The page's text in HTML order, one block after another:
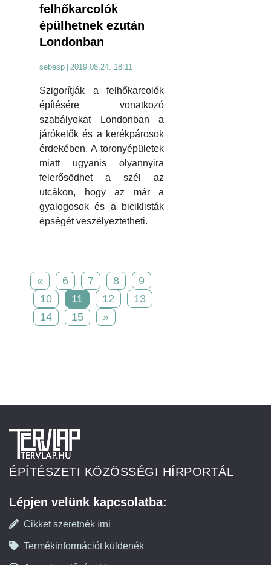
felhőkarcolók
épülhetnek ezután
Londonban
sebesp 2019.08.24. 18:11
Szigorítják a felhőkarcolók
építésére vonatkozó
szabályokat Londonban a
járókelők és a kerékpárosok
érdekében. A toronyépületek
miatt ugyanis olyannyira
felerősödhet a szél az
utcákon, hogy az már a
gyalogosok és a biciklisták
épségét veszélyeztetheti.
« 6 7 8
9
10
11 12
13
14
15 »
ÉPÍTÉSZETI KÖZÖSSÉGI HÍRPORTÁL
Lépjen velünk kapcsolatba:
Cikket szeretnék írni
Termékinformációt küldenék